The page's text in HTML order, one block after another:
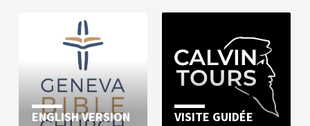
ENGLISH VERSION VISITE GUIDÉE